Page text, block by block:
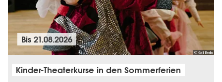
© Galli Berlin
Bis21.08.2026
Kinder-Theaterkurse in den Sommerferien